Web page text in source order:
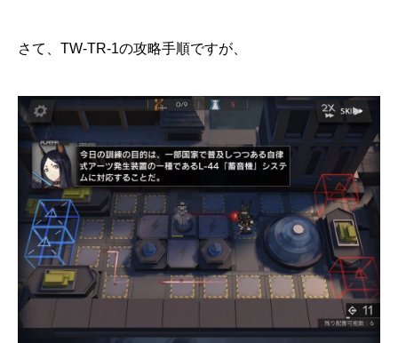
さて、TW-TR-1の攻略手順ですが、